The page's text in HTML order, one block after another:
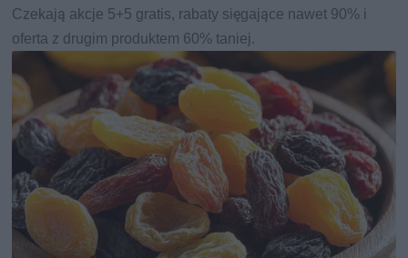
Czekają akcje 5+5 gratis, rabaty sięgające nawet 90% i
oferta z drugim produktem 60% taniej.